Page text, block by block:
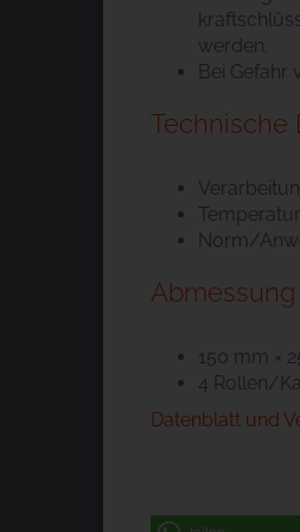
werden.
Bei Gefahr
Technische
Norm/
Abmessung
150 mm ×
4 Rollen/
Datenblatt und